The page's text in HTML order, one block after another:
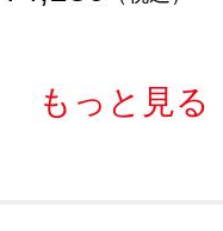
もっと見る